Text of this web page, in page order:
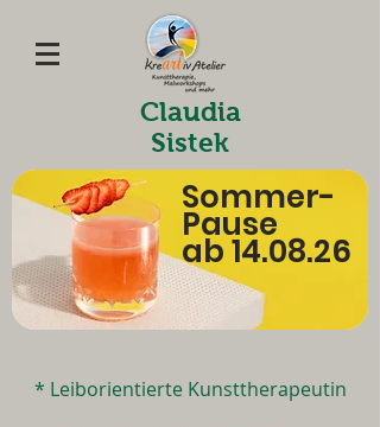
Claudia
Sistek
Sommer-
Pause
ab 14.08.26
* Leiborientierte Kunsttherapeutin